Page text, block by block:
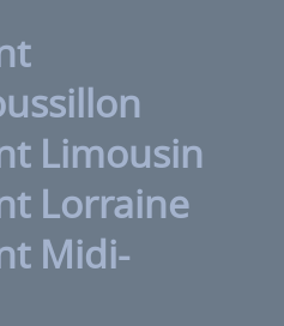
Limousin
Lorraine
Midi-